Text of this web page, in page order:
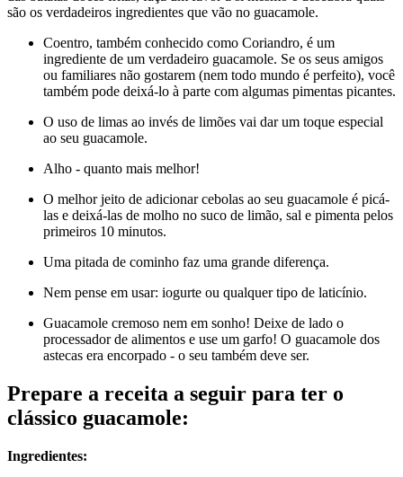
são os verdadeiros ingredientes que vão no guacamole.
Coentro, também conhecido como Coriandro, é um
ingrediente de um verdadeiro guacamole. Se os seus amigos
ou familiares não gostarem (nem todo mundo é perfeito), você
também pode deixá-lo à parte com algumas pimentas picantes.
O uso de limas ao invés de limões vai dar um toque especial
ao seu guacamole.
Alho - quanto mais melhor!
O melhor jeito de adicionar cebolas ao seu guacamole é picá-
las e deixá-las de molho no suco de limão, sal e pimenta pelos
primeiros 10 minutos.
Uma pitada de cominho faz uma grande diferença.
Nem pense em usar: iogurte ou qualquer tipo de laticínio.
Guacamole cremoso nem em sonho! Deixe de lado o
processador de alimentos e use um garfo! O guacamole dos
astecas era encorpado - o seu também deve ser.
Prepare a receita a seguir para ter o
clássico guacamole:
Ingredientes: